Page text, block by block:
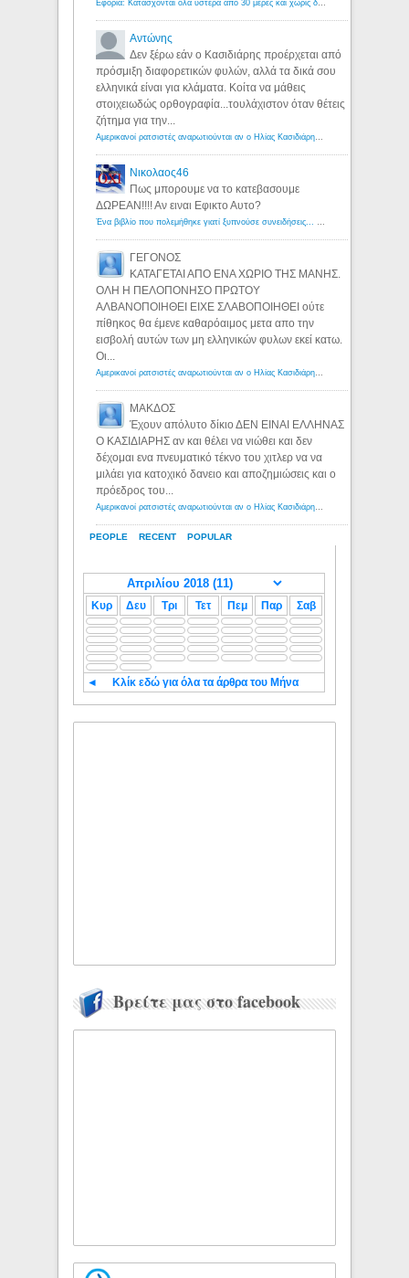
PEOPLE RECENT POPULAR
Αντώνης
Δεν ξέρω εάν ο Κασιδιάρης προέρχεται από
πρόσμιξη διαφορετικών φυλών, αλλά τα δικά σου
ελληνικά είναι για κλάματα. Κοίτα να μάθεις
στοιχειωδώς ορθογραφία...τουλάχιστον όταν θέτεις
ζήτημα για την...
Νικολαος46
Πως μπορουμε να το κατεβασουμε
ΔΩΡΕΑΝ!!!! Αν ειναι Εφικτο Αυτο?
ΓΕΓΟΝΟΣ
ΚΑΤΑΓΕΤΑΙ ΑΠΟ ΕΝΑ ΧΩΡΙΟ ΤΗΣ ΜΑΝΗΣ.
ΟΛΗ Η ΠΕΛΟΠΟΝΗΣΟ ΠΡΩΤΟΥ
ΑΛΒΑΝΟΠΟΙΗΘΕΙ ΕΙΧΕ ΣΛΑΒΟΠΟΙΗΘΕΙ ούτε
πίθηκος θα έμενε καθαρόαιμος μετα απο την
εισβολή αυτών των μη ελληνικών φυλων εκεί κατω.
Οι...
ΜΑΚΔΟΣ
Έχουν απόλυτο δίκιο ΔΕΝ ΕΙΝΑΙ ΕΛΛΗΝΑΣ
Ο ΚΑΣΙΔΙΑΡΗΣ αν και θέλει να νιώθει και δεν
δέχομαι ενα πνευματικό τέκνο του χιτλερ να να
μιλάει για κατοχικό δανειο και αποζημιώσεις και ο
πρόεδρος του...
Κυρ Δευ Τρι Τετ Πεμ Παρ Σαβ
◄ Κλίκ εδώ για όλα τα άρθρα του Μήνα
Βρείτε μας στο facebook